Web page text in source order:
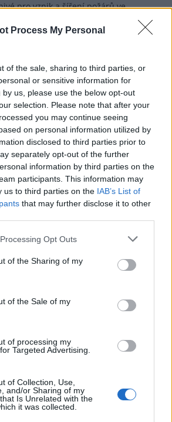
Process My Personal
of the sale, sharing to third parties, or
or sensitive information for
us, please use the below opt-out
selection. Please note that after your
you may continue seeing
on personal information utilized by
disclosed to third parties prior to
separately opt-out of the further
information by third parties on the
participants. This information may
us to third parties on the IAB’s List of
that may further disclose it to other
Opt Outs
of the Sharing of my
of the Sale of my
of processing my
Targeted Advertising.
of Collection, Use,
and/or Sharing of my
Is Unrelated with the
it was collected.
pro vznik a šíření požárů ve
vzniku požáru se může rychle šířit a
příznivé pro vznik a rychlé
může dosahovat vysoké intenzity, šířit
a způsobovat významné škody.
požárním nebezpečím v České
desetiletích roste. Zvyšující se
sucha a výskyt extrémních
zvyšují pravděpodobnost vzniku
důležitý nástroj pro včasné
orgánů krizového řízení, vlastníků
subjektů, které mohou být
ovlivněny.
kdy by případný požár mohl mít
významné dopady. Takové situace
obyvatel a krajiny nejrizikovější a
veřejnosti i odpovědných
nebezpečí závažných požárů
poznatků získaných během čtyřleté
biometeorologických aplikací
pokročilých metod pro předpověď
tomu se nejnovější evropské
operativní výstražné služby ČHMÚ.
reklama